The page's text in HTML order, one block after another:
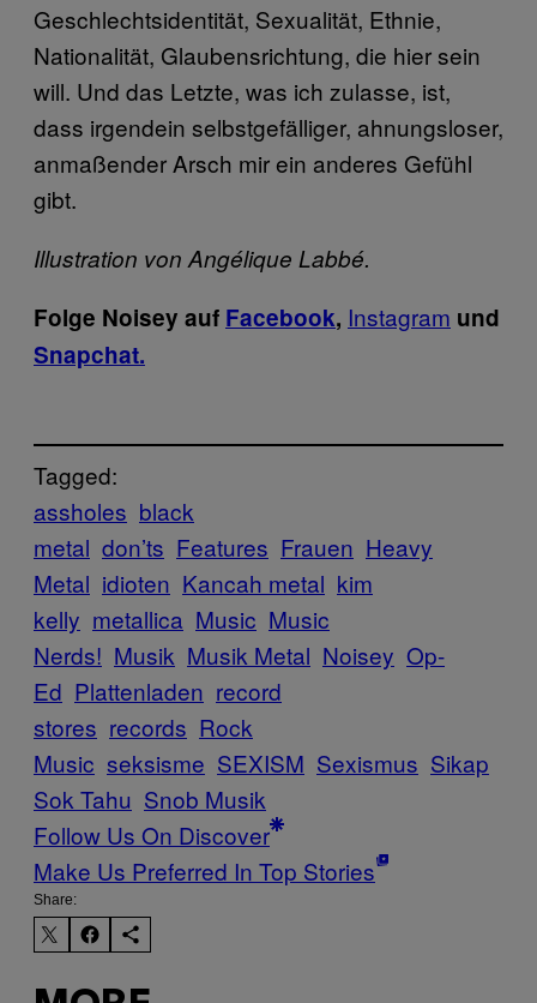
Geschlechtsidentität, Sexualität, Ethnie,
Nationalität, Glaubensrichtung, die hier sein
will. Und das Letzte, was ich zulasse, ist,
dass irgendein selbstgefälliger, ahnungsloser,
anmaßender Arsch mir ein anderes Gefühl
gibt.
Illustration von Angélique Labbé.
Folge Noisey auf Facebook, Instagram und
Snapchat.
Tagged:
assholes black
metal don’ts Features Frauen Heavy
Metal idioten Kancah metal kim
kelly metallica Music Music
Nerds! Musik Musik Metal Noisey Op-
Ed Plattenladen record
stores records Rock
Music seksisme SEXISM Sexismus Sikap
Sok Tahu Snob Musik
Follow Us On Discover
Make Us Preferred In Top Stories
Share: